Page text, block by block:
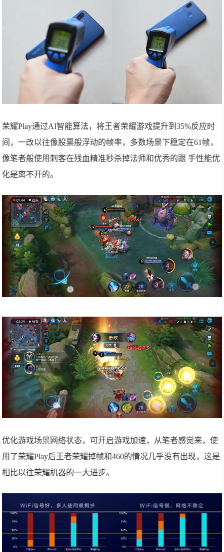
荣耀Play通过AI智能算法，将王者荣耀游戏提升到35%反应时
间，一改以往像股票般浮动的帧率，多数场景下稳定在61帧，
像笔者般使用刺客在残血精准秒杀掉法师和优秀的跟 手性能优
化是离不开的。
优化游戏场景网络状态，可开启游戏加速，从笔者感觉来，使
用了荣耀Play后王者荣耀掉帧和460的情况几乎没有出现，这是
相比以往荣耀机器的一大进步。